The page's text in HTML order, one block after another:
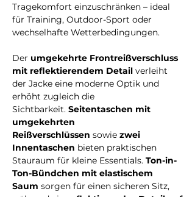
Tragekomfort einzuschränken – ideal
für Training, Outdoor-Sport oder
wechselhafte Wetterbedingungen.
Der umgekehrte Frontreißverschluss
mit reflektierendem Detail verleiht
der Jacke eine moderne Optik und
erhöht zugleich die
Sichtbarkeit. Seitentaschen mit
umgekehrten
Reißverschlüssen sowie zwei
Innentaschen bieten praktischen
Stauraum für kleine Essentials. Ton-in-
Ton-Bündchen mit elastischem
Saum sorgen für einen sicheren Sitz,